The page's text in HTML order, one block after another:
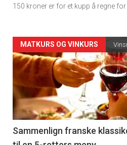
150 kroner er for et kupp å regne
Forsiden
akkurat
nå
-
5
MATKURS OG VINKURS
Sammenlign franske